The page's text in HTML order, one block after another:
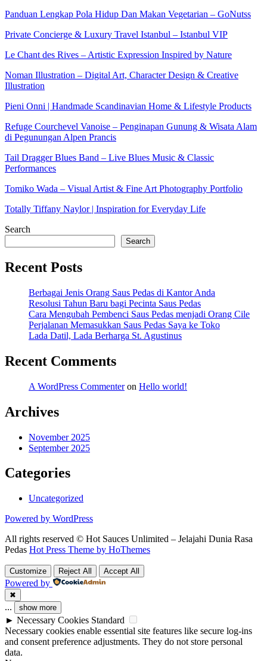
Panduan Lengkap Pola Hidup Dan Makan Vegetarian – GoNutss
Private Concierge & Luxury Travel Istanbul – Istanbul VIP
Le Chant des Rives – Artistic Expression Inspired by Nature
Noman Illustration – Digital Art, Character Design & Creative
Illustration
Pieni Onni | Handmade Scandinavian Home & Lifestyle Products
Refuge Courchevel Vanoise – Penginapan Gunung & Wisata Alam
di Pegunungan Alpen Prancis
Tail Dragger Blues Band – Live Blues Music & Classic
Performances
Tomiko Wada – Visual Artist & Fine Art Photography Portfolio
Totally Tiffany Naylor | Inspiration for Everyday Life
Search
Search
Recent Posts
Berbagai Jenis Orang Saus Pedas di Kantor Anda
Resolusi Tahun Baru bagi Pecinta Saus Pedas
Cara Mengubah Pembenci Saus Pedas menjadi Orang Cile
Perjalanan Memasukkan Saus Pedas Saya ke Toko
Lada Datil, Lada Berharga St. Agustinus
Recent Comments
A WordPress Commenteron Hello world!
Archives
November 2025
September 2025
Categories
Uncategorized
Powered by WordPress
All rights reserved © Hot Sauces Unlimited – Jelajahi Dunia Rasa
Pedas Hot Press Theme by HoThemes
Customize Reject All Accept All
Powered by
✖
... show more
► Necessary Cookies Standard
Necessary cookies enable essential site features like secure log-ins
and consent preference adjustments. They do not store personal
data.